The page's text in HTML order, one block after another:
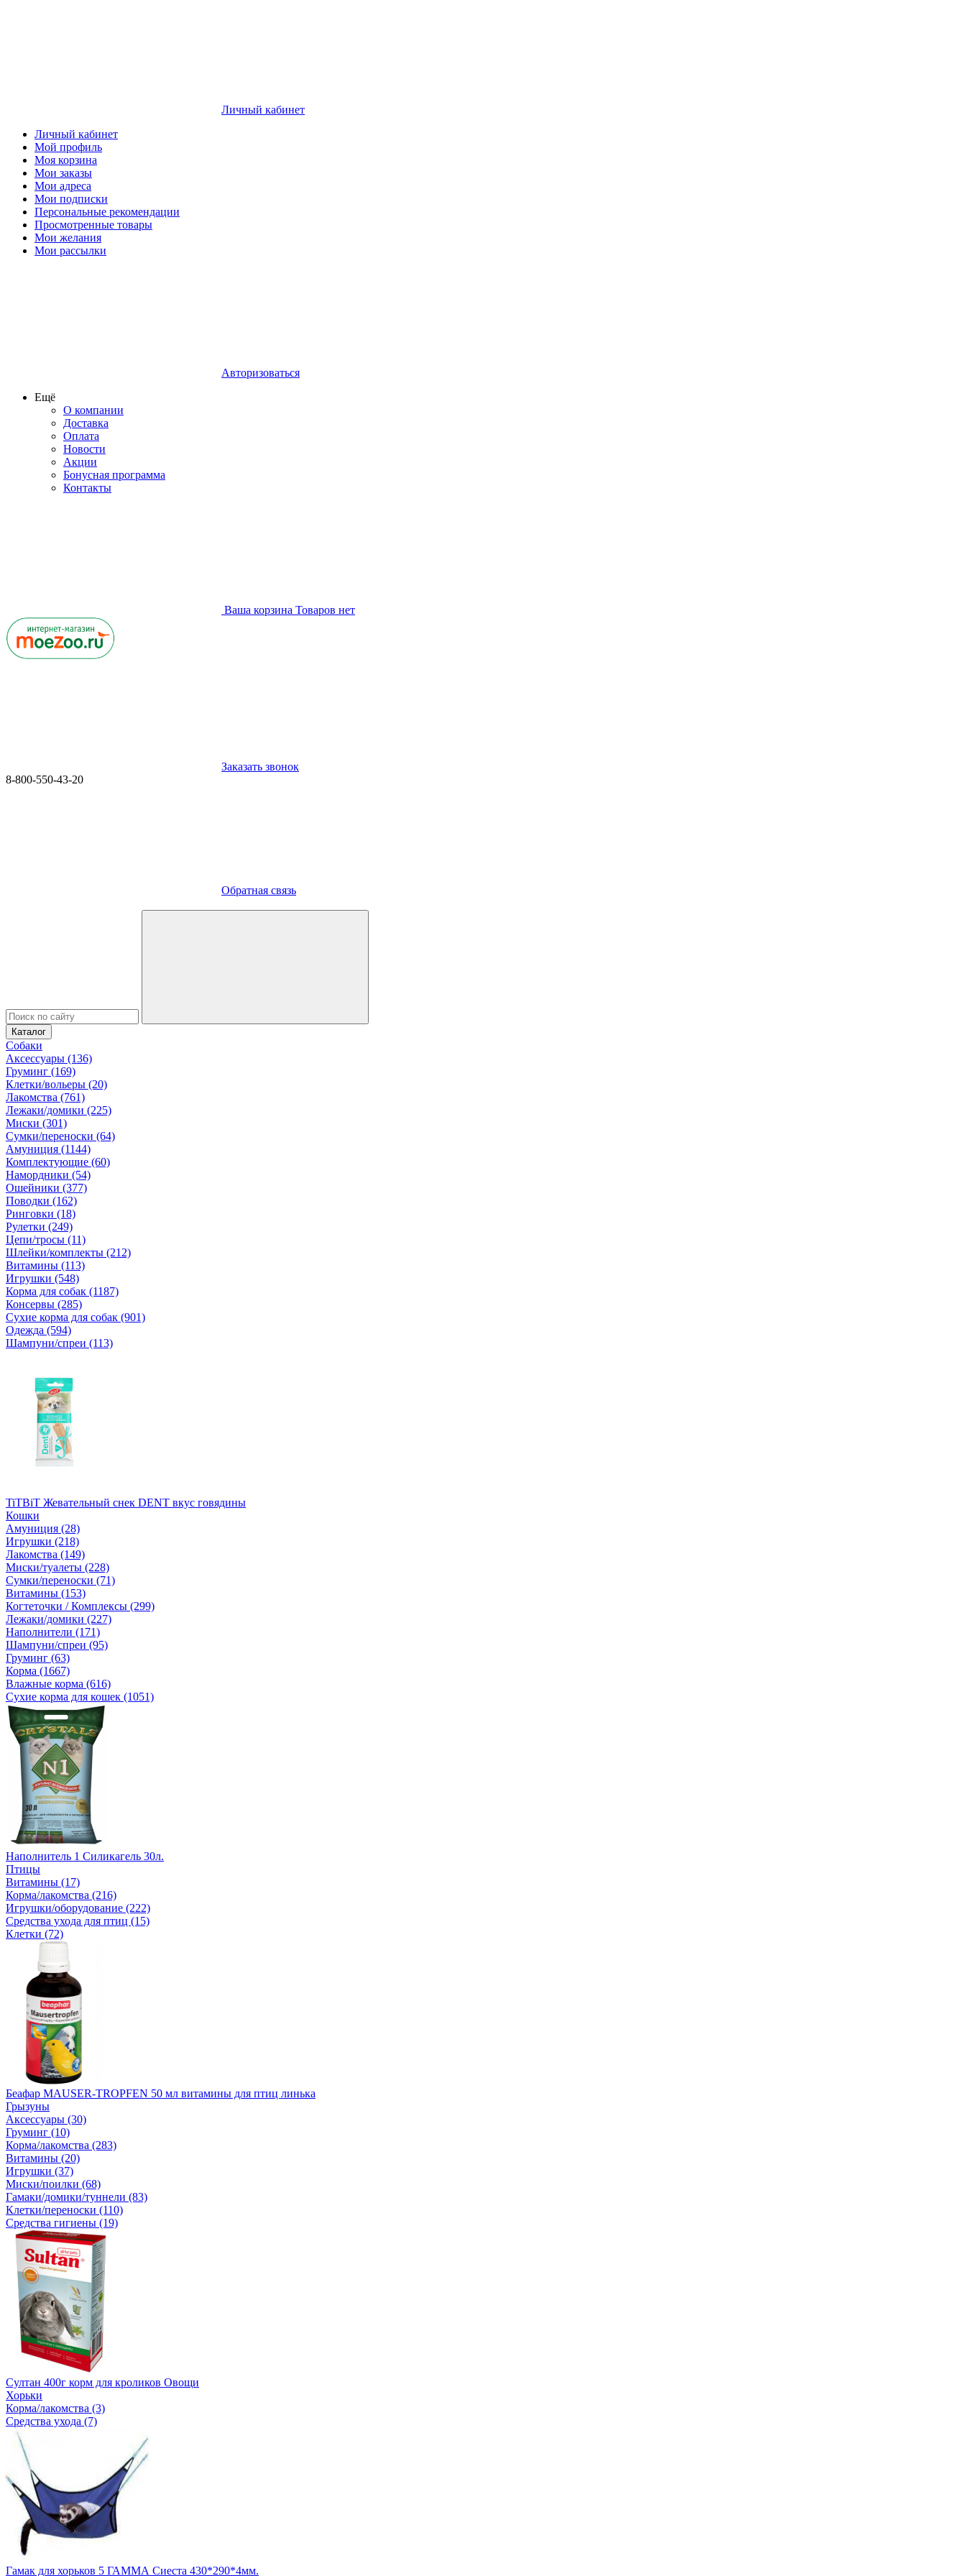
Личный кабинет
Личный кабинет
Мой профиль
Моя корзина
Мои заказы
Мои адреса
Мои подписки
Персональные рекомендации
Просмотренные товары
Мои желания
Мои рассылки
Авторизоваться
Ещё
О компании
Доставка
Оплата
Новости
Акции
Бонусная программа
Контакты
Ваша корзина Товаров нет
Заказать звонок
8-800-550-43-20
Обратная связь
Каталог
Собаки
Аксессуары (136)
Груминг (169)
Клетки/вольеры (20)
Лакомства (761)
Лежаки/домики (225)
Миски (301)
Сумки/переноски (64)
Амуниция (1144)
Комплектующие (60)
Намордники (54)
Ошейники (377)
Поводки (162)
Ринговки (18)
Рулетки (249)
Цепи/тросы (11)
Шлейки/комплекты (212)
Витамины (113)
Игрушки (548)
Корма для собак (1187)
Консервы (285)
Сухие корма для собак (901)
Одежда (594)
Шампуни/спреи (113)
TiTBiT Жевательный снек DENT вкус говядины
Кошки
Амуниция (28)
Игрушки (218)
Лакомства (149)
Миски/туалеты (228)
Сумки/переноски (71)
Витамины (153)
Когтеточки / Комплексы (299)
Лежаки/домики (227)
Наполнители (171)
Шампуни/спреи (95)
Груминг (63)
Корма (1667)
Влажные корма (616)
Сухие корма для кошек (1051)
Наполнитель 1 Силикагель 30л.
Птицы
Витамины (17)
Корма/лакомства (216)
Игрушки/оборудование (222)
Средства ухода для птиц (15)
Клетки (72)
Беафар MAUSER-TROPFEN 50 мл витамины для птиц линька
Грызуны
Аксессуары (30)
Груминг (10)
Корма/лакомства (283)
Витамины (20)
Игрушки (37)
Миски/поилки (68)
Гамаки/домики/туннели (83)
Клетки/переноски (110)
Средства гигиены (19)
Султан 400г корм для кроликов Овощи
Хорьки
Корма/лакомства (3)
Средства ухода (7)
Гамак для хорьков 5 ГАММА Сиеста 430*290*4мм.